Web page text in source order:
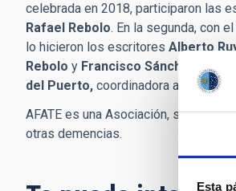
Esta
celebrada en 2018, participaron las
Rafael Rebolo. En la segunda, con
lo hicieron los escritores Alberto
Rebolo y Francisco Sánchez . En
del Puerto, coordinadora a su vez
AFATE es una Asociación, sin
otras demencias.